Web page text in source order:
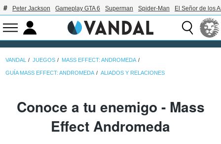
Peter Jackson Gameplay GTA 6 Superman Spider-Man El Señor de los
VANDAL JUEGOS MASS EFFECT: ANDROMEDA
GUÍA MASS EFFECT: ANDROMEDA ALIADOS Y RELACIONES
Conoce a tu enemigo - Mass
Effect Andromeda